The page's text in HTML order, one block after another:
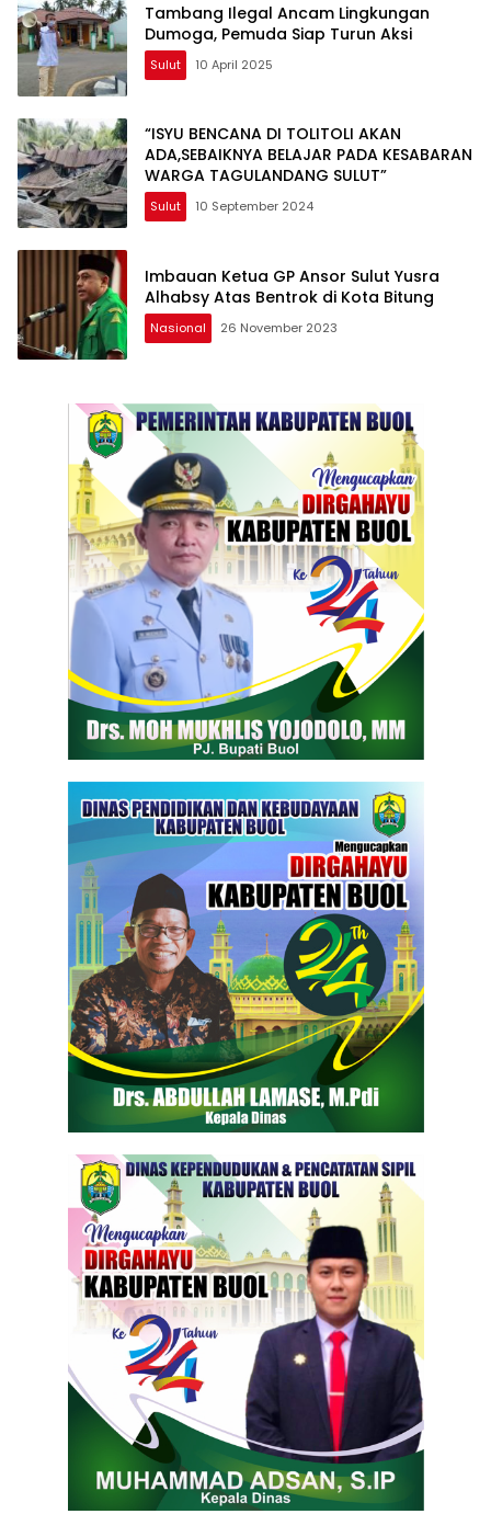
Tambang Ilegal Ancam Lingkungan
Dumoga, Pemuda Siap Turun Aksi
Sulut 10 April 2025
“ISYU BENCANA DI TOLITOLI AKAN
ADA,SEBAIKNYA BELAJAR PADA KESABARAN
WARGA TAGULANDANG SULUT”
Sulut 10 September 2024
Imbauan Ketua GP Ansor Sulut Yusra
Alhabsy Atas Bentrok di Kota Bitung
Nasional 26 November 2023